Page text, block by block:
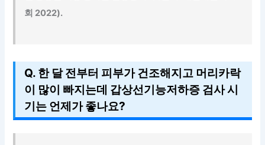
회 2022).
Q. 한 달 전부터 피부가 건조해지고 머리카락
이 많이 빠지는데 갑상선기능저하증 검사 시
기는 언제가 좋나요?